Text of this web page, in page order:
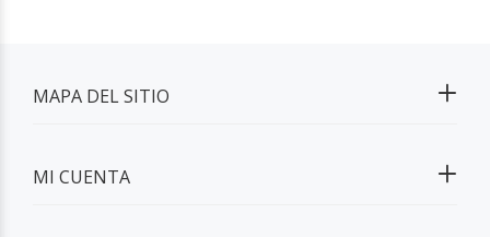
MAPA DEL SITIO
MI CUENTA